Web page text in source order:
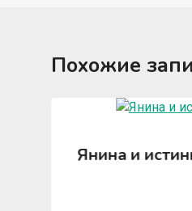
Похожие
Янина и